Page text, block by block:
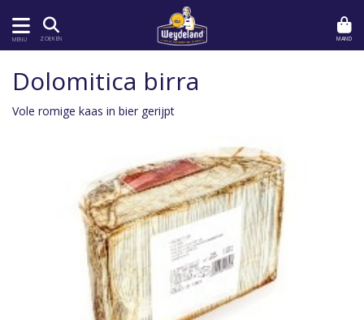
MENU ZOEKEN MAND
Dolomitica birra
Vole romige kaas in bier gerijpt